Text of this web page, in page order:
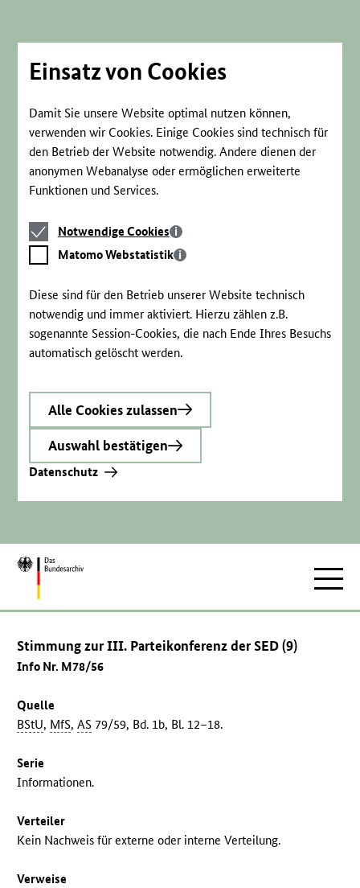
Einsatz von Cookies
Damit Sie unsere Website optimal nutzen können,
verwenden wir Cookies. Einige Cookies sind technisch für
den Betrieb der Website notwendig. Andere dienen der
anonymen Webanalyse oder ermöglichen erweiterte
Funktionen und Services.
Notwendige
Cookies
Notwendige Cookies
Matomo
Webstatistik
Matomo Webstatistik
Diese sind für den Betrieb unserer Website technisch
notwendig und immer aktiviert. Hierzu zählen z.B.
sogenannte Session-Cookies, die nach Ende Ihres Besuchs
automatisch gelöscht werden.
Alle Cookies zulassen
Auswahl bestätigen
Datenschutz
Zur
Stimmung zur III. Parteikonferenz der SED (9)
Info Nr. M78/56
Quelle
BStU, MfS,AS 79/59, Bd. 1b, Bl. 12–18.
Serie
Informationen.
Verteiler
Kein Nachweis für externe oder interne Verteilung.
Verweise